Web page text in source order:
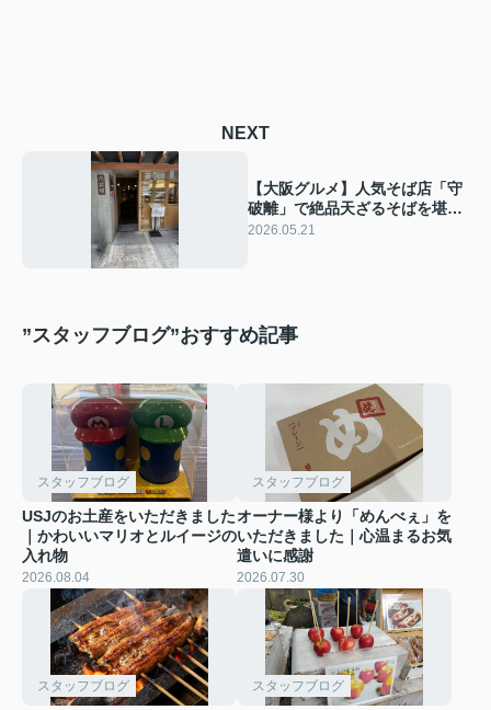
NEXT
【大阪グルメ】人気そば店「守
破離」で絶品天ざるそばを堪能
してきました！
2026.05.21
”スタッフブログ”おすすめ記事
スタッフブログ
USJのお土産をいただきました
｜かわいいマリオとルイージの
入れ物
2026.08.04
スタッフブログ
オーナー様より「めんべぇ」を
いただきました｜心温まるお気
遣いに感謝
2026.07.30
スタッフブログ スタッフブログ